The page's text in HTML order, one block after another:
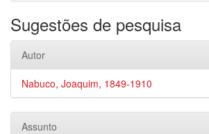
Sugestões de pesquisa
Autor
Nabuco, Joaquim, 1849-1910
Assunto